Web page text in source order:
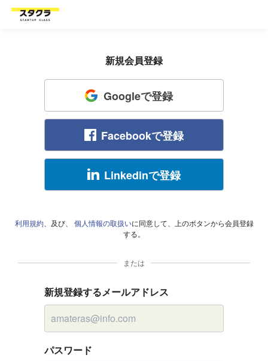
新規会員登録
Googleで登録
Facebookで登録
Linkedinで登録
利用規約、及び、 個人情報の取扱いに同意して、上のボタンから会員登録
する。
または
新規登録するメールアドレス
パスワード